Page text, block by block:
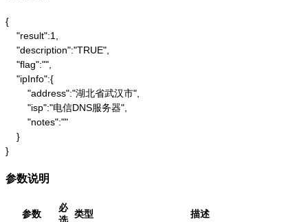
{
    "result":1,
    "description":"TRUE",
    "flag":"",
    "ipInfo":{
        "address":"湖北省武汉市",
        "isp":"电信DNS服务器",
        "notes":""
    }
}
参数说明
参数
必
类型 描述